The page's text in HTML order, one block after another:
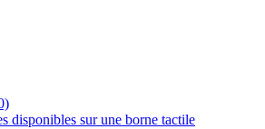
disponibles sur une borne tactile